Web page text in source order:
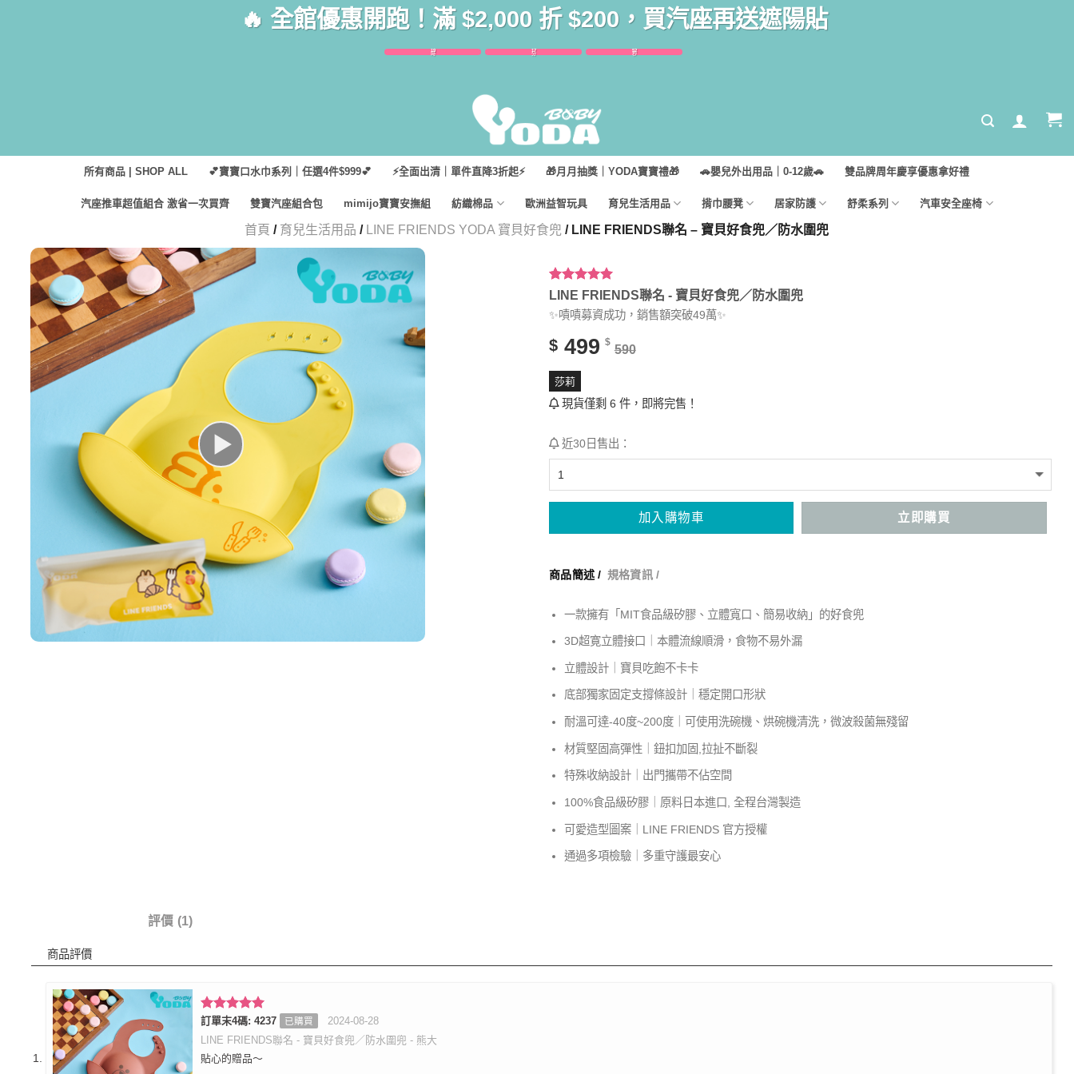
🔥 全館優惠開跑！滿 $2,000 折 $200，買汽座再送遮陽貼
19
時
17
分
50
秒
所有商品 | SHOP ALL 💕寶寶口水巾系列｜任選4件$999💕 ⚡全面出清｜單件直降3折起⚡ 🎁月月抽獎｜YODA寶寶禮🎁 🚗嬰兒外出用品｜0-12歲🚗 雙品牌周年慶享優惠拿好禮
汽座推車超值組合 激省一次買齊 雙寶汽座組合包 mimijo寶寶安撫組 紡織棉品 歐洲益智玩具 育兒生活用品 揹巾腰凳 居家防護 舒柔系列 汽車安全座椅
首頁 / 育兒生活用品 / LINE FRIENDS YODA 寶貝好食兜 / LINE FRIENDS聯名 – 寶貝好食兜／防水圍兜
評分 5.00/
1
顧客進行評
LINE FRIENDS聯名 - 寶貝好食兜／防水圍兜
✨嘖嘖募資成功，銷售額突破49萬✨
$ 499 $
590
莎莉
現貨僅剩 6 件，即將完售！
近30日售出：
加入購物車 立即購買
商品簡述 / 規格資訊 /
一款擁有「MIT食品級矽膠、立體寬口、簡易收納」的好食兜
3D超寛立體接口｜本體流線順滑，食物不易外漏
立體設計｜寶貝吃飽不卡卡
底部獨家固定支撐條設計｜穩定開口形狀
耐溫可達-40度~200度｜可使用洗碗機、烘碗機清洗，微波殺菌無殘留
材質堅固高彈性｜鈕扣加固,拉扯不斷裂
特殊收納設計｜出門攜帶不佔空間
100%食品級矽膠｜原料日本進口, 全程台灣製造
可愛造型圖案｜LINE FRIENDS 官方授權
通過多項檢驗｜多重守護最安心
評價 (1)
商品評價
評分5滿
分 5
訂單末4碼: 4237 已購買
2024-08-28
LINE FRIENDS聯名 - 寶貝好食兜／防水圍兜 - 熊大
貼心的贈品～